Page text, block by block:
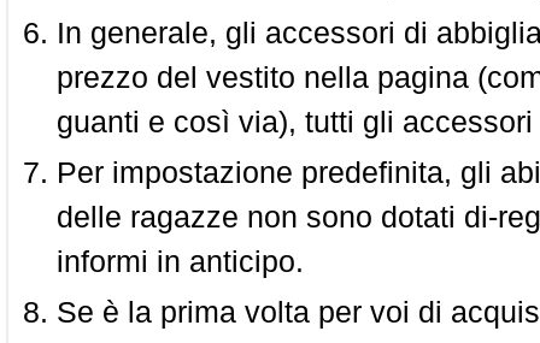
In generale, gli accessori di
prezzo del vestito nella pagina
guanti e così via), tutti gli
Per impostazione predefinita, gli
delle ragazze non sono dotati di-
informi in anticipo.
Se è la prima volta per voi di